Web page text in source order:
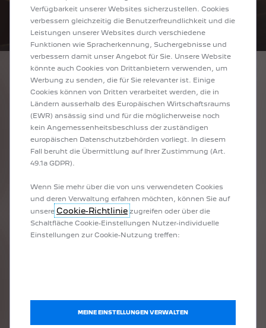
Hybrid
Die ersten Schritte in Richtung Elektromobilität – ganz ohne Aufladen.
Plug-In Hybrid
Vielseitigkeit, hohe Leistung und Flexibilität im rein elektrischen Modus
Verfügbarkeit unserer Websites sicherzustellen. Cookies
verbessern gleichzeitig die Benutzerfreundlichkeit und die
Leistungen unserer Websites durch verschiedene
Funktionen wie Spracherkennung, Suchergebnisse und
verbessern damit unser Angebot für Sie. Unsere Website
könnte auch Cookies von Drittanbietern verwenden, um
Werbung zu senden, die für Sie relevanter ist. Einige
Cookies können von Dritten verarbeitet werden, die in
Ländern ausserhalb des Europäischen Wirtschaftsraums
(EWR) ansässig sind und für die möglicherweise noch
kein Angemessenheitsbeschluss der zuständigen
europäischen Datenschutzbehörden vorliegt. In diesem
Fall beruht die Übermittlung auf Ihrer Zustimmung (Art.
49.1a GDPR).
Wenn Sie mehr über die von uns verwendeten Cookies
und deren Verwaltung erfahren möchten, können Sie auf
unsere Cookie-Richtlinie zugreifen oder über die
Schaltfläche Cookie-Einstellungen Nutzer-individuelle
Einstellungen zur Cookie-Nutzung treffen:
MEINE EINSTELLUNGEN VERWALTEN